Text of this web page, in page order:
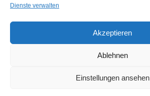
Dienste verwalten
Akzeptieren
Ablehnen
Einstellungen ansehen
Waldmüllergasse 19-21
Wien, 1200 Google Karte anzeigen
Cookie-Richtlinie (EU)